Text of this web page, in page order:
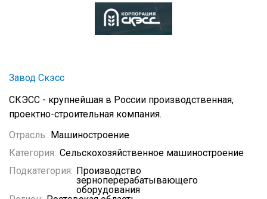
Завод Скэсс
СКЭСС - крупнейшая в России производственная,
проектно-строительная компания.
Отрасль: Машиностроение
Категория: Сельскохозяйственное машиностроение
Подкатегория: Производство
зерноперерабатывающего
оборудования